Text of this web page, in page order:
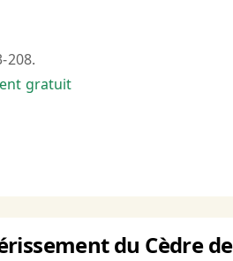
208.
gratuit
du Cèdre